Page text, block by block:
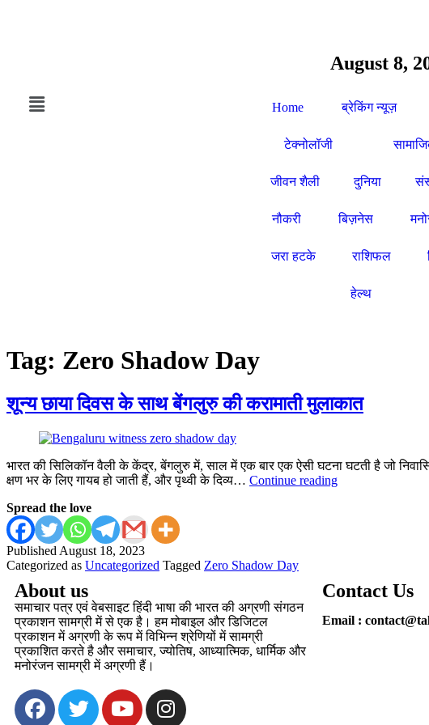
August 8,
Home ब्रेकिंग न्यूज़
टेक्नोलॉजी
जीवन शैली दुनिया
नौकरी बिज़नेस
जरा हटके राशिफल
हेल्थ
Tag: Zero Shadow Day
शून्य छाया दिवस के साथ बेंगलुरु की करामाती मुलाकात
भारत की सिलिकॉन वैली के केंद्र, बेंगलुरु में, साल में एक बार एक ऐसी घटना घटती है जो
क्षण भर के लिए गायब हो जाती हैं, और पृथ्वी के दिव्य… Continue reading
Spread the love
Published August 18, 2023
Categorized as Uncategorized Tagged Zero Shadow Day
About us
समाचार पत्र एवं वेबसाइट हिंदी भाषा की भारत की अग्रणी संगठन
प्रकाशन सामग्री में से एक है। हम मोबाइल और डिजिटल
प्रकाशन में अग्रणी के रूप में विभिन्न श्रेणियों में सामग्री
प्रकाशित करते है और समाचार, ज्योतिष, आध्यात्मिक, धार्मिक और
मनोरंजन सामग्री में अग्रणी हैं।
Contact Us
Email :